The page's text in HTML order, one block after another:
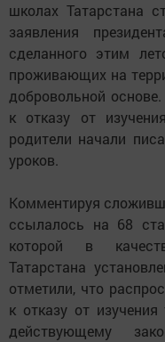
школах Татарстана
заявления
сделанного этим
проживающих на
добровольной
к отказу от
родители начали
уроков.
Комментируя
ссылалось на 68
которой в
Татарстана
отметили, что
к отказу от
действующему